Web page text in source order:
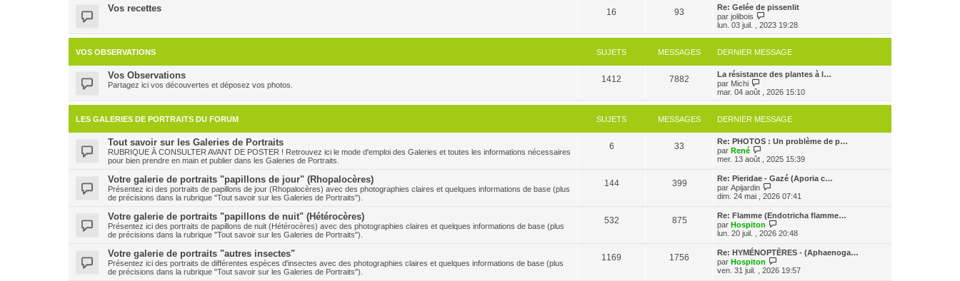
s
a
g
e
r
m
e
s
a
r
n
i
e
m
s
g
e
r
e
d
e
r
n
i
e
m
s
s
a
g
e
Vos recettes 16 93
Re: Gelée de pissenlit
par jolibois
o
r
l
e
d
e
n
i
r
e
s
a
e
lun. 03 juil. , 2023 19:28
VOS OBSERVATIONS SUJETS MESSAGES DERNIER MESSAGE
Vos Observations
Partagez ici vos découvertes et déposez vos photos.
1412 7882
La résistance des plantes à l…
par Michi
r
l
e
d
e
e
r
m
e
s
a
g
mar. 04 août , 2026 15:10
LES GALERIES DE PORTRAITS DU FORUM SUJETS MESSAGES DERNIER MESSAGE
Tout savoir sur les Galeries de Portraits
RUBRIQUE À CONSULTER AVANT DE POSTER ! Retrouvez ici le mode d'emploi des Galeries et toutes les informations nécessaires
pour bien prendre en main et publier dans les Galeries de Portraits.
6 33
Re: PHOTOS : Un problème de p…
par René
o
i
l
e
d
r
n
i
r
m
e
mer. 13 août , 2025 15:39
Votre galerie de portraits "papillons de jour" (Rhopalocères)
Présentez ici des portraits de papillons de jour (Rhopalocères) avec des photographies claires et quelques informations de base (plus
de précisions dans la rubrique "Tout savoir sur les Galeries de Portraits").
144 399
Re: Pieridae - Gazé (Aporia c…
par Apijardin
o
l
e
d
r
n
i
dim. 24 mai , 2026 07:41
Votre galerie de portraits "papillons de nuit" (Hétérocères)
Présentez ici des portraits de papillons de nuit (Hétérocères) avec des photographies claires et quelques informations de base (plus
de précisions dans la rubrique "Tout savoir sur les Galeries de Portraits").
532 875
Re: Flamme (Endotricha flamme…
par Hospiton
o
r
l
e
d
lun. 20 juil. , 2026 20:48
Votre galerie de portraits "autres insectes"
Présentez ici des portraits de différentes espèces d'insectes avec des photographies claires et quelques informations de base (plus
de précisions dans la rubrique "Tout savoir sur les Galeries de Portraits").
1169 1756
Re: HYMÉNOPTÈRES - (Aphaenoga…
par Hospiton
o
ven. 31 juil. , 2026 19:57